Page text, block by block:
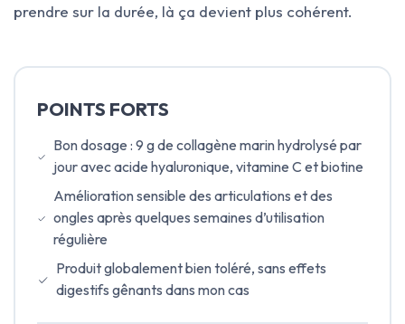
prendre sur la durée, là ça devient plus cohérent.
POINTS FORTS
Bon dosage : 9 g de collagène marin hydrolysé par
jour avec acide hyaluronique, vitamine C et biotine
Amélioration sensible des articulations et des
ongles après quelques semaines d’utilisation
régulière
Produit globalement bien toléré, sans effets
digestifs gênants dans mon cas